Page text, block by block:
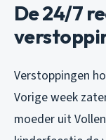
De 24/7
Verstoppingen
Vorige week
moeder uit